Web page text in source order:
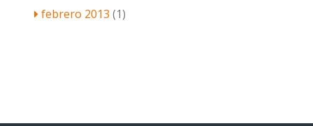
febrero 2013 (1)